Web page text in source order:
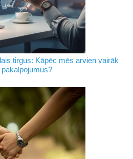
tirgus: Kāpēc mēs arvien vairāk